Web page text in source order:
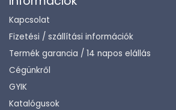
Kapcsolat
Fizetési / szállítási információk
Termék garancia / 14 napos elállás
Cégünkről
GYIK
Katalógusok